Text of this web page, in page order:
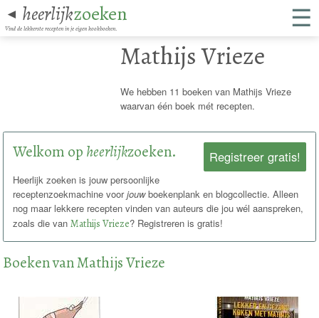
◄ heerlijkzoeken
Vind de lekkerste recepten in je eigen kookboeken. ☰
Mathijs Vrieze
We hebben 11 boeken van Mathijs Vrieze
waarvan één boek mét recepten.
Registreer gratis!
Welkom op heerlijkzoeken.
Heerlijk zoeken is jouw persoonlijke
receptenzoekmachine voorjouwboekenplank en blogcollectie. Alleen
nog maar lekkere recepten vinden van auteurs die jou wél aanspreken,
zoals die vanMathijs Vrieze? Registreren is gratis!
Boeken van Mathijs Vrieze